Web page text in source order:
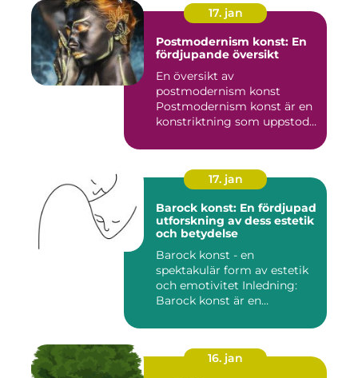
17. jan
Postmodernism konst: En
fördjupande översikt
En översikt av
postmodernism konst
Postmodernism konst är en
konstriktning som uppstod
17. jan
Barock konst: En fördjupad
utforskning av dess estetik
och betydelse
Barock konst - en
spektakulär form av estetik
och emotivitet Inledning:
Barock konst är en
16. jan